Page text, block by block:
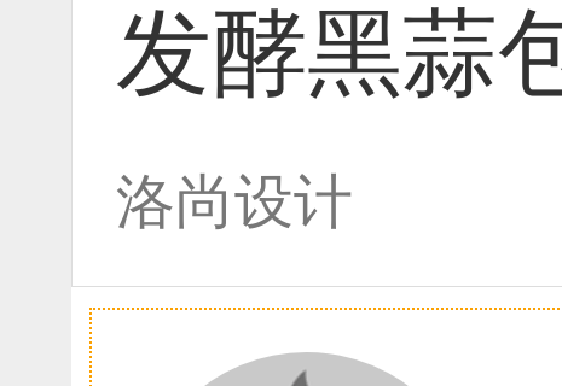
恭喜138****8638
恭喜133****9020
恭喜136****9807
发酵黑蒜
洛尚设计